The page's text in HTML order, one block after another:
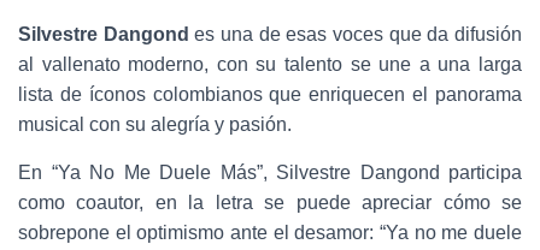
Silvestre Dangond es una de esas voces que da difusión
al vallenato moderno, con su talento se une a una larga
lista de íconos colombianos que enriquecen el panorama
musical con su alegría y pasión.
En “Ya No Me Duele Más”, Silvestre Dangond participa
como coautor, en la letra se puede apreciar cómo se
sobrepone el optimismo ante el desamor: “Ya no me duele